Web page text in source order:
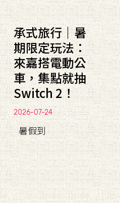
承式旅行｜暑
期限定玩法：
來嘉搭電動公
車，集點就抽
Switch 2！
2026-07-24
暑假到